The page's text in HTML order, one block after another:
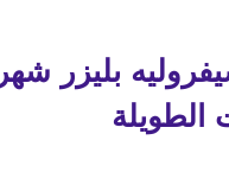
بليزر
الطويلة